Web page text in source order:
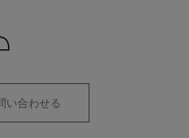
い合わせる